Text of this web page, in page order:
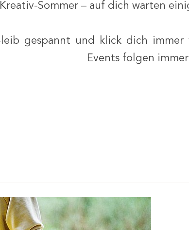
Kreativ-Sommer – auf dich warten
gespannt und klick dich
Events folgen